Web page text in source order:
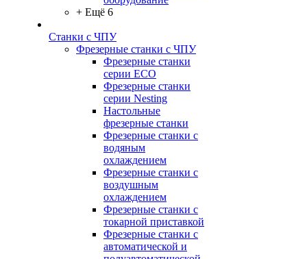
+ Ещё 6
Станки с ЧПУ
Фрезерные станки с ЧПУ
Фрезерные станки
серии ECO
Фрезерные станки
серии Nesting
Настольные
фрезерные станки
Фрезерные станки с
водяным
охлаждением
Фрезерные станки с
воздушным
охлаждением
Фрезерные станки с
токарной приставкой
Фрезерные станки с
автоматической и